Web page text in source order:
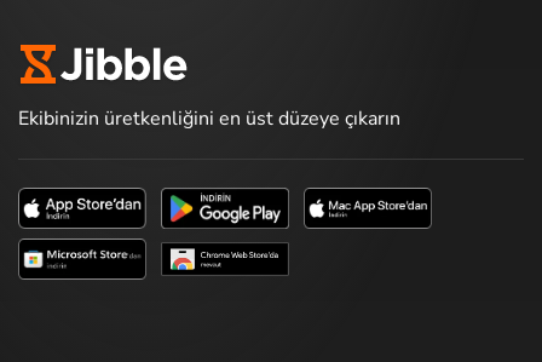
Ekibinizin üretkenliğini en üst düzeye çıkarın